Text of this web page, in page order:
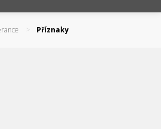
Příznaky